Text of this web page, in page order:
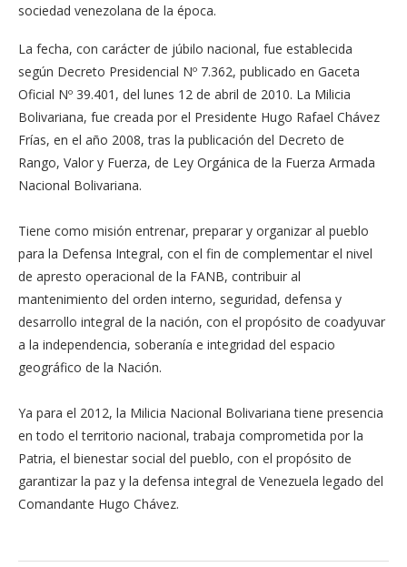
sociedad venezolana de la época.
La fecha, con carácter de júbilo nacional, fue establecida
según Decreto Presidencial Nº 7.362, publicado en Gaceta
Oficial Nº 39.401, del lunes 12 de abril de 2010. La Milicia
Bolivariana, fue creada por el Presidente Hugo Rafael Chávez
Frías, en el año 2008, tras la publicación del Decreto de
Rango, Valor y Fuerza, de Ley Orgánica de la Fuerza Armada
Nacional Bolivariana.
Tiene como misión entrenar, preparar y organizar al pueblo
para la Defensa Integral, con el fin de complementar el nivel
de apresto operacional de la FANB, contribuir al
mantenimiento del orden interno, seguridad, defensa y
desarrollo integral de la nación, con el propósito de coadyuvar
a la independencia, soberanía e integridad del espacio
geográfico de la Nación.
Ya para el 2012, la Milicia Nacional Bolivariana tiene presencia
en todo el territorio nacional, trabaja comprometida por la
Patria, el bienestar social del pueblo, con el propósito de
garantizar la paz y la defensa integral de Venezuela legado del
Comandante Hugo Chávez.